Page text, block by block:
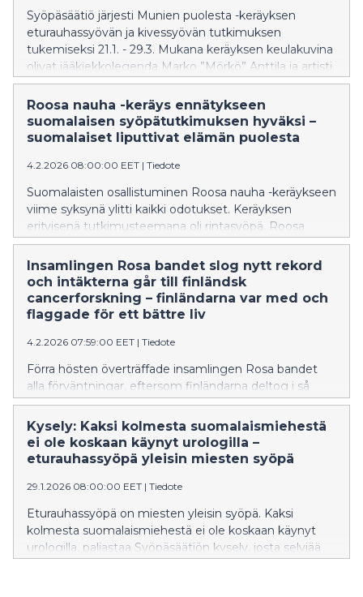
Syöpäsäätiö järjesti Munien puolesta -keräyksen
eturauhassyövän ja kivessyövän tutkimuksen
tukemiseksi 21.1. - 29.3. Mukana keräyksen keulakuvina
olivat jääkiekkolegenda Marko ”Mörkö” Anttila ja artisti
Arttu Wiskari.
Roosa nauha -keräys ennätykseen
suomalaisen syöpätutkimuksen hyväksi –
suomalaiset liputtivat elämän puolesta
4.2.2026 08:00:00 EET | Tiedote
Suomalaisten osallistuminen Roosa nauha -keräykseen
viime syksynä ylitti kaikki odotukset. Keräyksen
erityisenä tutkimusteemana oli rintasyöpä. Roosa
nauha -suunnittelija Katja Ståhl vetosi suomalaisiin ja
kehotti liputtamaan elämän puolesta sekä menemään
rohkeasti päin elämää. Haastavista taloudellisista
ajoista huolimatta yksityiset ihmiset ja yritykset
osallistuivat keräykseen innolla.
Insamlingen Rosa bandet slog nytt rekord
och intäkterna går till finländsk
cancerforskning – finländarna var med och
flaggade för ett bättre liv
4.2.2026 07:59:00 EET | Tiedote
Förra hösten överträffade insamlingen Rosa bandet
alla förväntningar, eftersom finländarna deltog i så
stora skaror. Insamlingens särskilda forskningstema var
bröstcancer. Rosa bandets designer Katja Ståhl
vädjade till finländarna och uppmanade oss att flagga
för ett bättre liv och att modigt gå rakt in i livet. Trots
privatpersoner och företag ivrigt i insamlingen.
Kysely: Kaksi kolmesta suomalaismiehestä
ei ole koskaan käynyt urologilla –
eturauhassyöpä yleisin miesten syöpä
29.1.2026 08:00:00 EET | Tiedote
Eturauhassyöpä on miesten yleisin syöpä. Kaksi
kolmesta suomalaismiehestä ei ole koskaan käynyt
urologilla, paljastaa Syöpäsäätiön kysely, josta selviää